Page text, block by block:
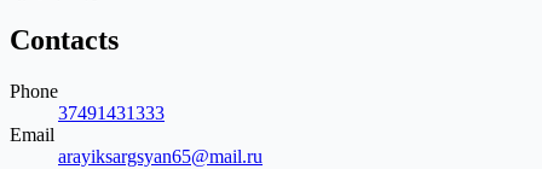
Contacts
Phone
37491431333
Email
arayiksargsyan65@mail.ru